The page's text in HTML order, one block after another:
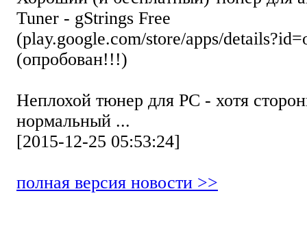
Tuner - gStrings Free
(play.google.com/store/apps/
(опробован!!!)
Неплохой тюнер для РС - хотя
нормальный ...
[2015-12-25 05:53:24]
полная версия новости >>